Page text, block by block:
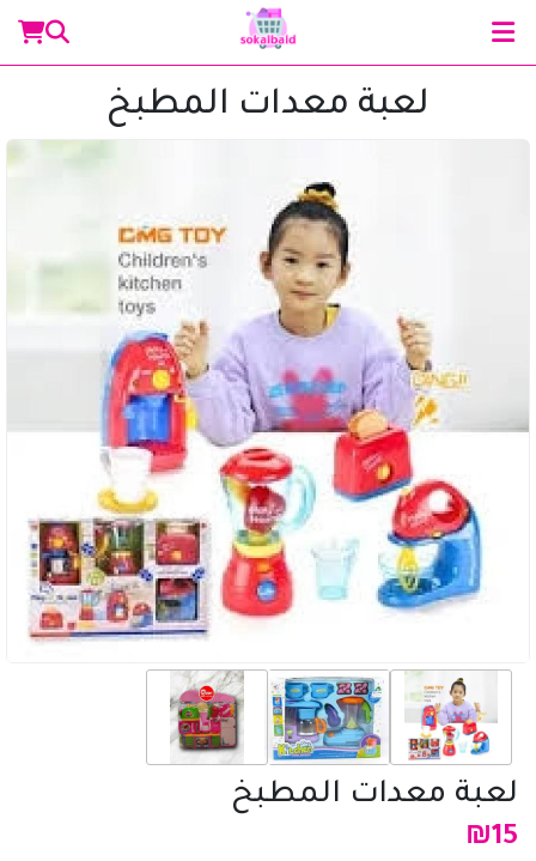
لعبة معدات المطبخ
₪15
لعبة معدات المطبخ
مرحباً 👋 أنا مساعدك الذكي في سوق البلد.
كيف يمكنني مساعدتك؟ اكتب لي عن المنتج الذي